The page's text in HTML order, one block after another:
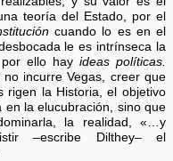
teoría del Estado, por el
cuando lo es en el
le es intrínseca la
ello hay ideas políticas.
incurre Vegas, creer que
rigen la Historia, el objetivo
la elucubración, sino que
la realidad, «…y
–escribe Dilthey– el